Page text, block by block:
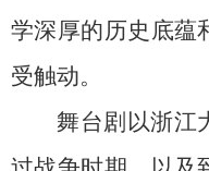
学深厚的历史底蕴
受触动。
舞台剧以浙江